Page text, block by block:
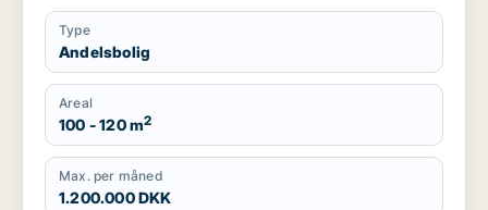
Type
Andelsbolig
Areal
100 - 120 m2
Max. per måned
1.200.000 DKK